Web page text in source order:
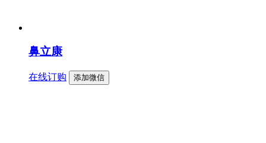
鼻立康
在线订购 添加微信